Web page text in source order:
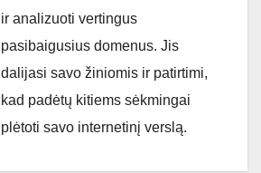
ir analizuoti vertingus
pasibaigusius domenus. Jis
dalijasi savo žiniomis ir patirtimi,
kad padėtų kitiems sėkmingai
plėtoti savo internetinį verslą.